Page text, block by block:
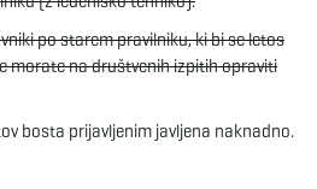
po starem pravilniku, ki bi se letos
morate na društvenih izpitih opraviti
bosta prijavljenim javljena naknadno.